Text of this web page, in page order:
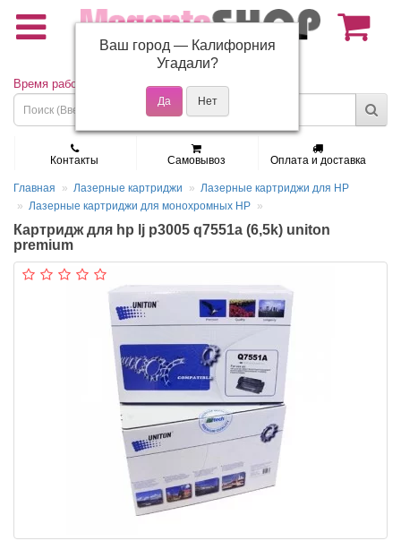
(495) 150-01-37
Время работы: Пн - Пт 9:30 - 19:00
Контакты Самовывоз Оплата и доставка
Главная Лазерные картриджи
Лазерные картриджи для HP
Лазерные картриджи для монохромных HP
Картридж для hp lj p3005 q7551a (6,5k) uniton
premium
Ваш город — Калифорния
Угадали?